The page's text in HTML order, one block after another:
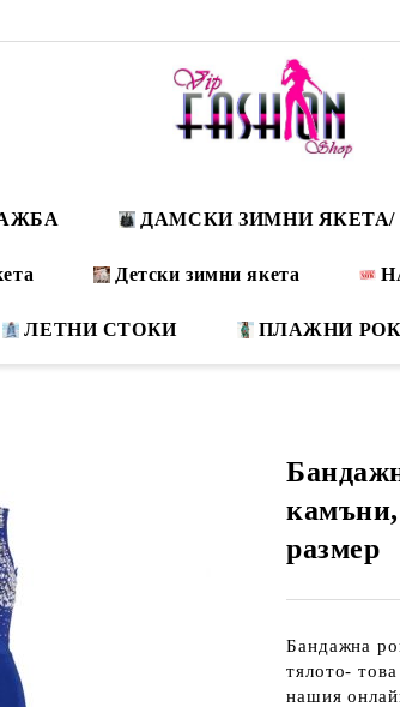
ДАМСКИ ЗИМНИ ЯКЕТА/
Детски зимни якета
ЛЕТНИ СТОКИ ПЛАЖНИ
размер
Бандажна
тялото-
нашия